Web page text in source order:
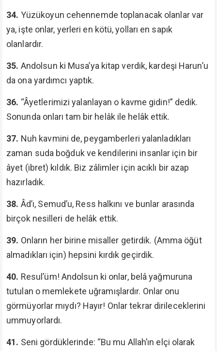
34. Yüzükoyun cehennemde toplanacak olanlar var
ya, işte onlar, yerleri en kötü, yolları en sapık
olanlardır.
35. Andolsun ki Musa’ya kitap verdik, kardeşi Harun’u
da ona yardımcı yaptık.
36. “Âyetlerimizi yalanlayan o kavme gidin!” dedik.
Sonunda onları tam bir helâk ile helâk ettik.
37. Nuh kavmini de, peygamberleri yalanladıkları
zaman suda boğduk ve kendilerini insanlar için bir
âyet (ibret) kıldık. Biz zâlimler için acıklı bir azap
hazırladık.
38. Âd’ı, Semud’u, Ress halkını ve bunlar arasında
birçok nesilleri de helâk ettik.
39. Onların her birine misaller getirdik. (Amma öğüt
almadıkları için) hepsini kırdık geçirdik.
40. Resul’üm! Andolsun ki onlar, belâ yağmuruna
tutulan o memlekete uğramışlardır. Onlar onu
görmüyorlar mıydı? Hayır! Onlar tekrar dirileceklerini
ummuyorlardı.
41. Seni gördüklerinde: “Bu mu Allah’ın elçi olarak